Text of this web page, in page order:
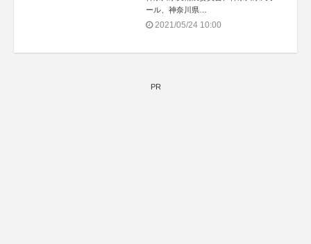
ール、神奈川県
共催：公益財団法人 厚木市文化振興
2021/05/24 10:00
PR